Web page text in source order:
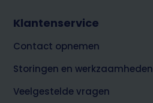
Klantenservice
Contact opnemen
Storingen en werkzaamheden
Veelgestelde vragen